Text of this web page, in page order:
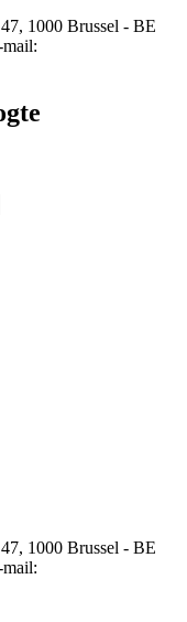
1000 Brussel - BE
1000 Brussel - BE